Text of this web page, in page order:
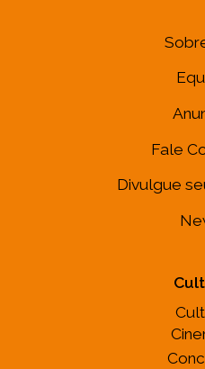
Fale
Divulgue